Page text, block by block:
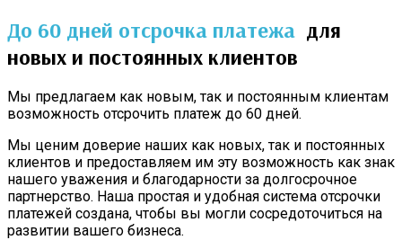
До 60 дней отсрочка платежа для
новых и постоянных клиентов
Мы предлагаем как новым, так и постоянным клиентам
возможность отсрочить платеж до 60 дней.
Мы ценим доверие наших как новых, так и постоянных
клиентов и предоставляем им эту возможность как знак
нашего уважения и благодарности за долгосрочное
партнерство. Наша простая и удобная система отсрочки
платежей создана, чтобы вы могли сосредоточиться на
развитии вашего бизнеса.